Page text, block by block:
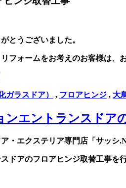
とうございました。
フォームをお考えのお客様は、
ガラスドア） , フロアヒンジ , 大
ンエントランスド
・エクステリア専門店「サッシ
ドアのフロアヒンジ取替工事を行